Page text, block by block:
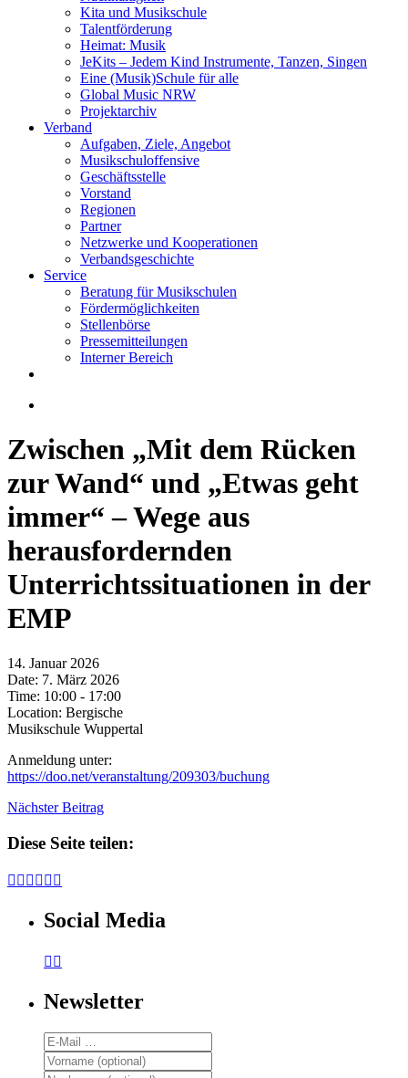
Kita und Musikschule
Talentförderung
Heimat: Musik
JeKits – Jedem Kind Instrumente, Tanzen, Singen
Eine (Musik)Schule für alle
Global Music NRW
Projektarchiv
Verband
Aufgaben, Ziele, Angebot
Musikschuloffensive
Geschäftsstelle
Vorstand
Regionen
Partner
Netzwerke und Kooperationen
Verbandsgeschichte
Service
Beratung für Musikschulen
Fördermöglichkeiten
Stellenbörse
Pressemitteilungen
Interner Bereich
Zwischen „Mit dem Rücken
zur Wand“ und „Etwas geht
immer“ – Wege aus
herausfordernden
Unterrichtssituationen in der
EMP
14. Januar 2026
Date: 7. März 2026
Time: 10:00 - 17:00
Location: Bergische
Musikschule Wuppertal
Anmeldung unter:
https://doo.net/veranstaltung/209303/buchung
Nächster Beitrag
Diese Seite teilen:
     
Social Media
 
Newsletter